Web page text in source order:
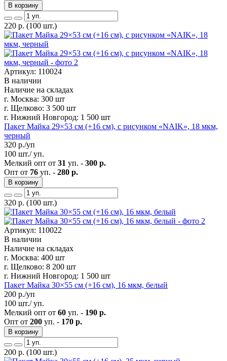
В корзину
220 р. (100 шт.)
Артикул: 110024
В наличии
Наличие на складах
г. Москва: 300 шт
г. Щелково: 3 500 шт
г. Нижний Новгород: 1 500 шт
Пакет Майка 29×53 см (+16 см), с рисунком «NAIK», 18 мкм,
черный
320 р./уп
100 шт./ уп.
Мелкий опт от 31 уп. - 300 р.
Опт от 76 уп. - 280 р.
В корзину
320 р. (100 шт.)
Артикул: 110022
В наличии
Наличие на складах
г. Москва: 400 шт
г. Щелково: 8 200 шт
г. Нижний Новгород: 1 500 шт
Пакет Майка 30×55 см (+16 см), 16 мкм, белый
200 р./уп
100 шт./ уп.
Мелкий опт от 60 уп. - 190 р.
Опт от 200 уп. - 170 р.
В корзину
200 р. (100 шт.)